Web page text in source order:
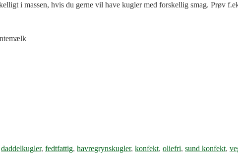
i massen, hvis du gerne vil have kugler med forskellig smag. Prøv
daddelkugler, fedtfattig, havregrynskugler, konfekt, oliefri, sund konfekt,